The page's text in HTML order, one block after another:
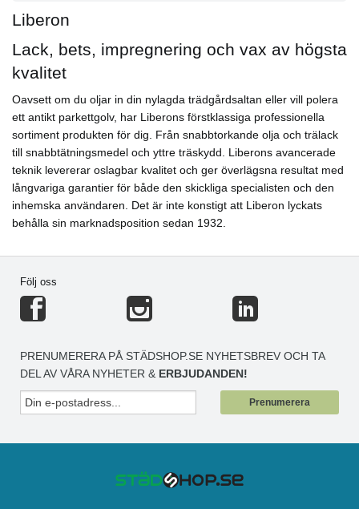
Liberon
Lack, bets, impregnering och vax av högsta
kvalitet
Oavsett om du oljar in din nylagda trädgårdsaltan eller vill polera
ett antikt parkettgolv, har Liberons förstklassiga professionella
sortiment produkten för dig. Från snabbtorkande olja och trälack
till snabbtätningsmedel och yttre träskydd. Liberons avancerade
teknik levererar oslagbar kvalitet och ger överlägsna resultat med
långvariga garantier för både den skickliga specialisten och den
inhemska användaren. Det är inte konstigt att Liberon lyckats
behålla sin marknadsposition sedan 1932.
Följ oss
PRENUMERERA PÅ STÄDSHOP.SE NYHETSBREV OCH TA
DEL AV VÅRA NYHETER & ERBJUDANDEN!
Prenumerera